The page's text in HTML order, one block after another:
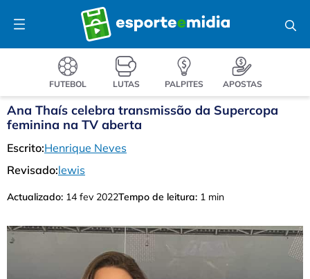
para
o
Menu
FUTEBOL LUTAS PALPITES APOSTAS
Ana Thaís celebra transmissão da Supercopa
feminina na TV aberta
Escrito:Henrique Neves
Revisado:lewis
Actualizado: 14 fev 2022Tempo de leitura: 1 min